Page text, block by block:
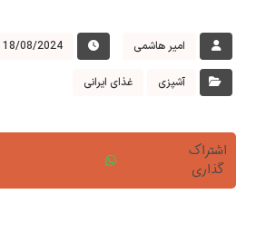
امیر هاشمی 18/08/2024
آشپزی غذای ایرانی